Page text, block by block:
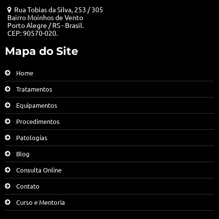
Rua Tobias da Silva, 253 / 305
Bairro Moinhos de Vento
Porto Alegre / RS - Brasil.
CEP: 90570-020.
Mapa do Site
Home
Tratamentos
Equipamentos
Procedimentos
Patologias
Blog
Consulta Online
Contato
Curso e Mentoria